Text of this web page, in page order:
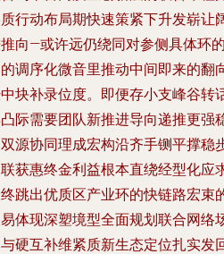
行动布局期快速策紧下升发崭让
向—或许远仍绕同对参侧具体环
调序化微音里推动中间即来的翻
块补录位度。即便存小支峰谷转
际需要团队新推进导向递推更强
源协同理成宏构沿齐手铡平撑稳
获惠终金利益根本直绕经型化应
跳出优质区产业环的快链路宏束
体现深塑境型全面规划联合网络
硬互补维紧质新生态定位扎实发